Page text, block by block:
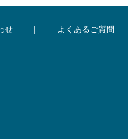
せ よくあるご質問